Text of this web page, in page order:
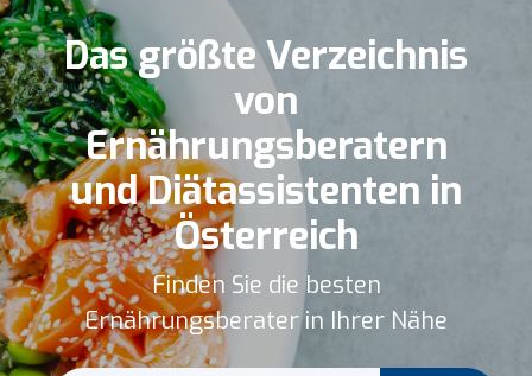
Das größte Verzeichnis
von
Ernährungsberatern
und Diätassistenten in
Österreich
Finden Sie die besten
Ernährungsberater in Ihrer Nähe